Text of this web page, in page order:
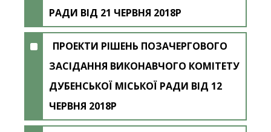
РАДИ ВІД 21 ЧЕРВНЯ 2018Р
ПРОЕКТИ РІШЕНЬ ПОЗАЧЕРГОВОГО
ЗАСІДАННЯ ВИКОНАВЧОГО КОМІТЕТУ
ДУБЕНСЬКОЇ МІСЬКОЇ РАДИ ВІД 12
ЧЕРВНЯ 2018Р